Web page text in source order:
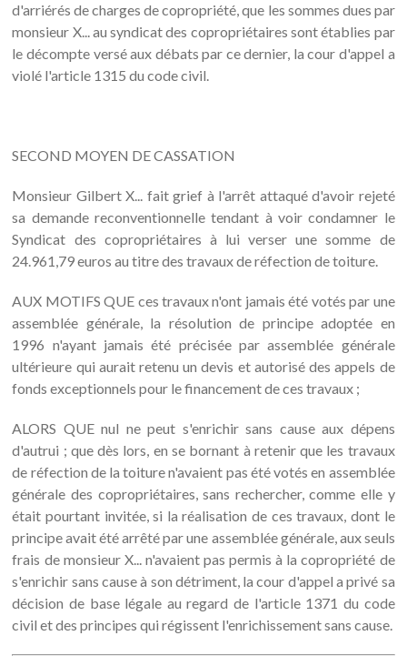
d'arriérés de charges de copropriété, que les sommes dues par
monsieur X... au syndicat des copropriétaires sont établies par
le décompte versé aux débats par ce dernier, la cour d'appel a
violé l'article 1315 du code civil.
SECOND MOYEN DE CASSATION
Monsieur Gilbert X... fait grief à l'arrêt attaqué d'avoir rejeté
sa demande reconventionnelle tendant à voir condamner le
Syndicat des copropriétaires à lui verser une somme de
24.961,79 euros au titre des travaux de réfection de toiture.
AUX MOTIFS QUE ces travaux n'ont jamais été votés par une
assemblée générale, la résolution de principe adoptée en
1996 n'ayant jamais été précisée par assemblée générale
ultérieure qui aurait retenu un devis et autorisé des appels de
fonds exceptionnels pour le financement de ces travaux ;
ALORS QUE nul ne peut s'enrichir sans cause aux dépens
d'autrui ; que dès lors, en se bornant à retenir que les travaux
de réfection de la toiture n'avaient pas été votés en assemblée
générale des copropriétaires, sans rechercher, comme elle y
était pourtant invitée, si la réalisation de ces travaux, dont le
principe avait été arrêté par une assemblée générale, aux seuls
frais de monsieur X... n'avaient pas permis à la copropriété de
s'enrichir sans cause à son détriment, la cour d'appel a privé sa
décision de base légale au regard de l'article 1371 du code
civil et des principes qui régissent l'enrichissement sans cause.